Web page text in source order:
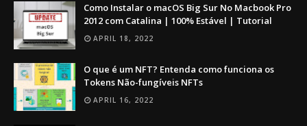
Como Instalar o macOS Big Sur No Macbook Pro
2012 com Catalina | 100% Estável | Tutorial
APRIL 18, 2022
O que é um NFT? Entenda como funciona os
Tokens Não-fungíveis NFTs
APRIL 16, 2022